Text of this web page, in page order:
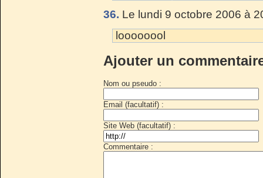
36. Le lundi 9 octobre 2006 à
loooooool
Ajouter un
Nom ou pseudo :
Email (facultatif) :
Site Web (facultatif) :
Commentaire :